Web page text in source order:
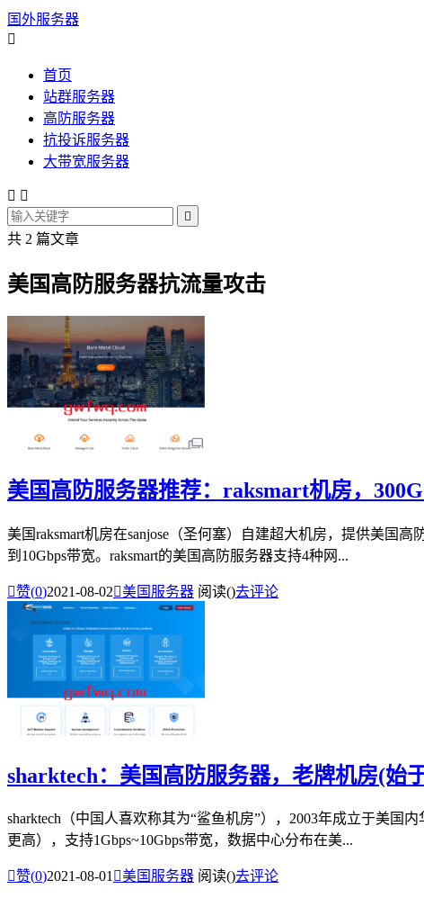
国外服务器

首页
站群服务器
高防服务器
抗投诉服务器
大带宽服务器
 

共 2 篇文章
美国高防服务器抗流量攻击
美国高防服务器推荐：raksmart机房，
美国raksmart机房在sanjose（圣何塞）自建超大机房，提供美国
到10Gbps带宽。raksmart的美国高防服务器支持4种网...
赞(0)2021-08-02美国服务器 阅读()去评论
sharktech：美国高防服务器，老牌机房(始
sharktech（中国人喜欢称其为“鲨鱼机房”），2003年成立于美国
更高），支持1Gbps~10Gbps带宽，数据中心分布在美...
赞(0)2021-08-01美国服务器 阅读()去评论